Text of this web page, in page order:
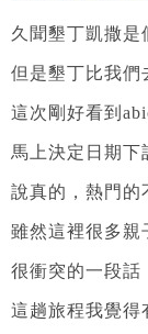
久聞墾丁凱撒是
但是墾丁比我們
這次剛好看到
馬上決定日期下
說真的，熱門的
雖然這裡很多親
很衝突的一段話
這趟旅程我覺得